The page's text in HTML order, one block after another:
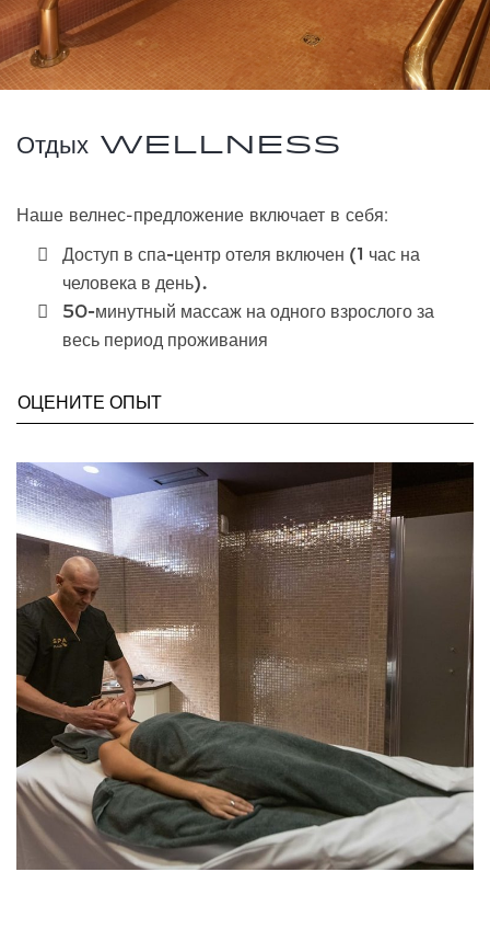
Отдых Wellness
Наше велнес-предложение включает в себя:
Доступ в спа-центр отеля включен (1 час на
человека в день).
50-минутный массаж на одного взрослого за
весь период проживания
ОЦЕНИТЕ ОПЫТ